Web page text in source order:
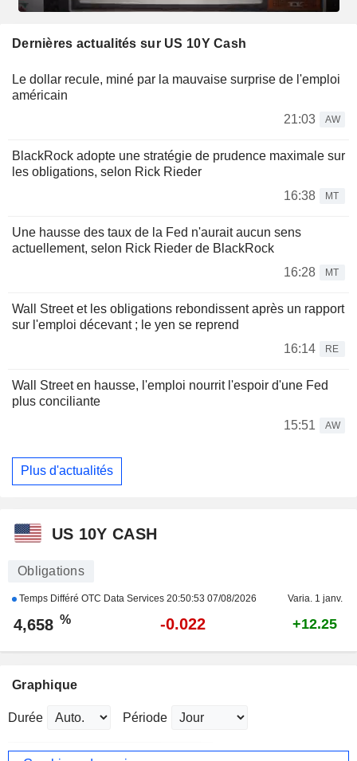
Dernières actualités sur US 10Y Cash
Le dollar recule, miné par la mauvaise surprise de l'emploi
américain
21:03
AW
BlackRock adopte une stratégie de prudence maximale sur
les obligations, selon Rick Rieder
16:38
MT
Une hausse des taux de la Fed n'aurait aucun sens
actuellement, selon Rick Rieder de BlackRock
16:28
MT
Wall Street et les obligations rebondissent après un rapport
sur l'emploi décevant ; le yen se reprend
16:14
RE
Wall Street en hausse, l'emploi nourrit l'espoir d'une Fed
plus conciliante
15:51
AW
Plus d'actualités
US 10Y CASH
Obligations
Temps Différé OTC Data Services 20:50:53 07/08/2026 Varia. 1 janv.
4,658 % -0.022 +12.25
Graphique
Durée Période